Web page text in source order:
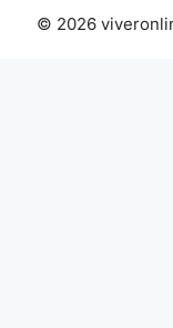
© 2026